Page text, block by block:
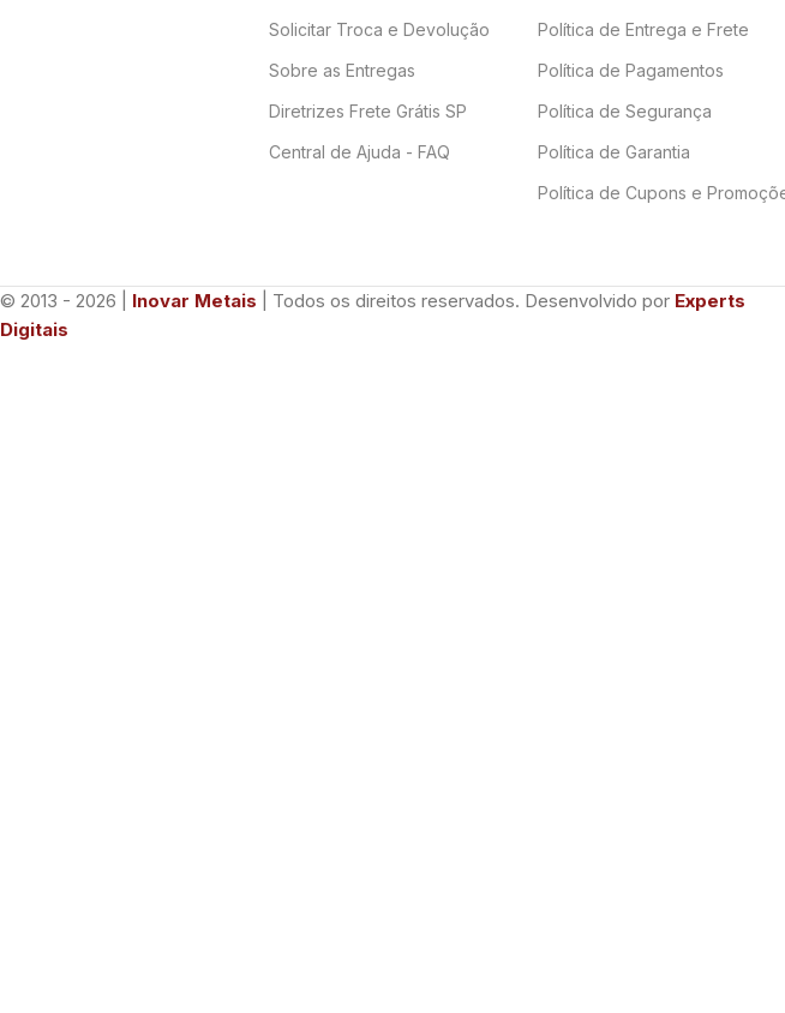
Solicitar Troca e Devolução
Sobre as Entregas
Diretrizes Frete Grátis SP
Central de Ajuda - FAQ
Política de Entrega e Frete
Política de Pagamentos
Política de Segurança
Política de Garantia
Política de Cupons e
© 2013 - 2026 | Inovar Metais | Todos os direitos reservados. Desenvolvido por Experts
Digitais